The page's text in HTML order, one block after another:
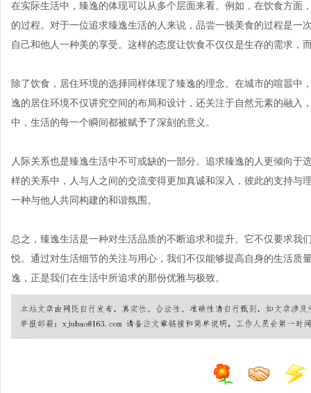
在实际生活中，臻逸的体现可以从多个层面来看。例如，在饮食方面
的过程。对于一位追求臻逸生活的人来说，品尝一顿美食的过程是
自己和他人一种美的享受。这样的态度让饮食不仅仅是生存的需求，
除了饮食，居住环境的选择同样体现了臻逸的理念。在城市的喧嚣
逸的居住环境不仅讲究空间的布局和设计，还关注于自然元素的融入
中，生活的每一个瞬间都被赋予了深刻的意义。
人际关系也是臻逸生活中不可或缺的一部分。追求臻逸的人更倾向
样的关系中，人与人之间的交流变得更加真诚和深入，彼此的支持与
一种与他人共同构建的和谐氛围。
总之，臻逸生活是一种对生活品质的不断追求和提升。它不仅要求
悦。通过对生活细节的关注与用心，我们不仅能够提高自身的生活质
逸，正是我们在生活中所追求的那份优雅与极致。